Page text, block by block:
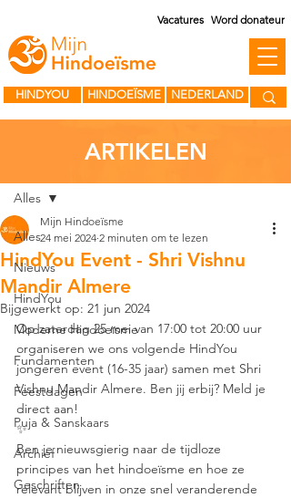
HINDOEÏSME
HINDYOU NEDERLAND
Vacatures Word donateur
Alles
Nieuws
HindYou
Moderne Hindoeïsme
Fundamenten
Feestdagen
Puja & Sanskaars
Archief
Geschriften
Alles
HindYou Event - Shri Vishnu
Mandir Almere
Mijn Hindoeïsme
24 mei 2024 2 minuten om te lezen
Bijgewerkt op: 21 jun 2024
Op zaterdag 25 mei van 17:00 tot 20:00 uur
organiseren we ons volgende HindYou
jongeren event (16-35 jaar) samen met Shri
Vishnu Mandir Almere. Ben jij erbij? Meld je
direct aan!
✨
Ben je nieuwsgierig naar de tijdloze
principes van het hindoeïsme en hoe ze
relevant blijven in onze snel veranderende
ARTIKELEN